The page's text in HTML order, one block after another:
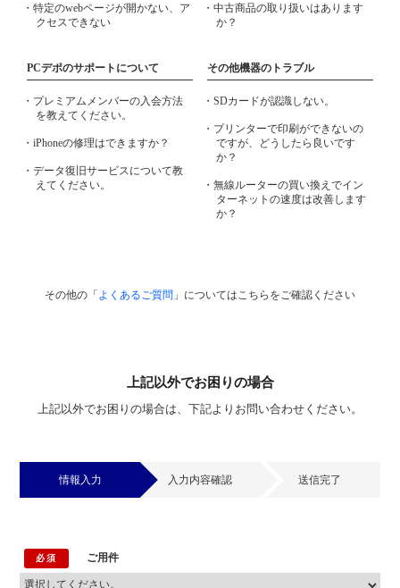
・特定のwebページが開かない、ア
クセスできない
・中古商品の取り扱いはあります
か？
PCデポのサポートについて
・プレミアムメンバーの入会方法
を教えてください。
・iPhoneの修理はできますか？
・データ復旧サービスについて教
えてください。
その他機器のトラブル
・SDカードが認識しない。
・プリンターで印刷ができないの
ですが、どうしたら良いです
か？
・無線ルーターの買い換えでイン
ターネットの速度は改善します
か？
その他の「よくあるご質問 」についてはこちらをご確認ください
上記以外でお困りの場合
上記以外でお困りの場合は、下記よりお問い合わせください。
情報入力 入力内容確認 送信完了
必須 ご用件